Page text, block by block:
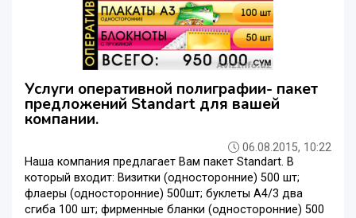
Услуги оперативной полиграфии- пакет
предложений Standart для вашей
компании.
06.08.2015, 10:22
Наша компания предлагает Вам пакет Standart. В
который входит: Визитки (односторонние) 500 шт;
флаеры (односторонние) 500шт; буклеты А4/3 два
сгиба 100 шт; фирменные бланки (односторонние) 500